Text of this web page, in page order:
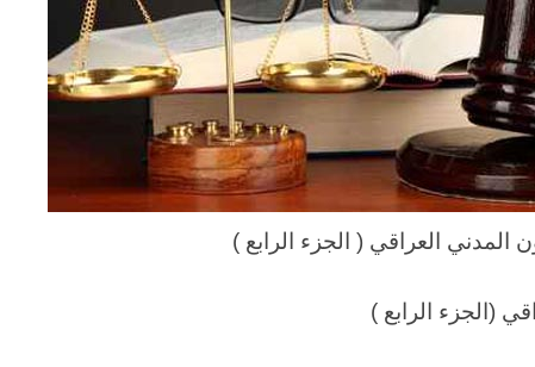
المدني العراقي ( الجزء الرابع )
(الجزء الرابع )